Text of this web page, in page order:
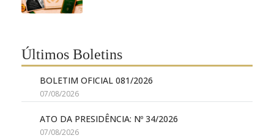
Últimos Boletins
BOLETIM OFICIAL 081/2026
07/08/2026
ATO DA PRESIDÊNCIA: Nº 34/2026
07/08/2026